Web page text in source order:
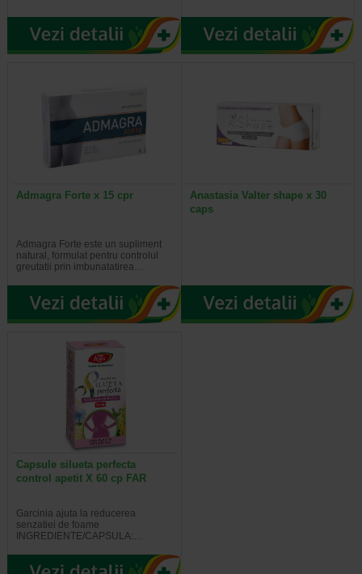
Admagra Forte x 15 cpr
Admagra Forte este un supliment
natural, formulat pentru controlul
greutatii prin imbunatatirea…
Anastasia Valter shape x 30
caps
Capsule silueta perfecta
control apetit X 60 cp FAR
Garcinia ajuta la reducerea
senzatiei de foame
INGREDIENTE/CAPSULA:…